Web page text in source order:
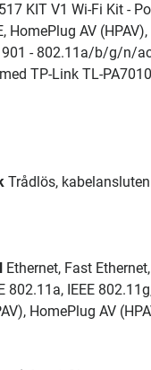
KIT V1 Wi-Fi Kit -
HomePlug AV
- 802.11a/b/g/n/
TP-Link TL-PA7010
Trådlös, kabelansluten
Ethernet, Fast
802.11a, IEEE
HomePlug AV